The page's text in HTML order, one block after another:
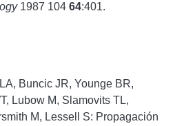
1987 104 64:401.
Buncic JR, Younge BR,
Lubow M, Slamovits TL,
M, Lessell S: Propagación